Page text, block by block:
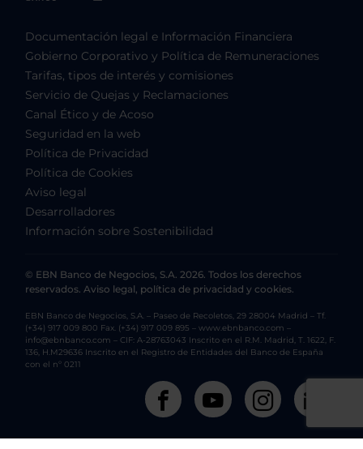
Documentación legal e Información Financiera
Gobierno Corporativo y Política de Remuneraciones
Tarifas, tipos de interés y comisiones
Servicio de Quejas y Reclamaciones
Canal Ético y de Acoso
Seguridad en la web
Política de Privacidad
Política de Cookies
Aviso legal
Desarrolladores
Información sobre Sostenibilidad
© EBN Banco de Negocios, S.A. 2026. Todos los derechos
reservados. Aviso legal, política de privacidad y cookies.
EBN Banco de Negocios, S.A. – Paseo de Recoletos, 29 28004 Madrid – Tf.
(+34) 917 009 800 Fax. (+34) 917 009 895 – www.ebnbanco.com –
info@ebnbanco.com – CIF: A-28763043 Inscrito en el R.M. Madrid, T. 1622, F.
136, H.M29636 Inscrito en el Registro de Entidades del Banco de España
con el nº 0211